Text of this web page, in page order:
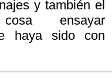
y también el
ensayar
haya sido con